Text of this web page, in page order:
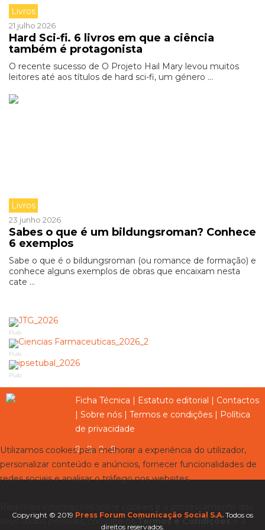
Livros
21 julho 2026
Hard Sci-fi. 6 livros em que a ciência
também é protagonista
O recente sucesso de O Projeto Hail Mary levou muitos
leitores até aos títulos de hard sci-fi, um género ...
Livros
23 junho 2026
Sabes o que é um bildungsroman? Conhece
6 exemplos
Sabe o que é o bildungsroman (ou romance de formação) e
conhece alguns exemplos de obras que encaixam nesta
cate ...
Pub
Pub
Pub
Ficha Técnica | Estatuto editorial | Contactos
| Sobre nós | Termos e condições | Política
de privacidade
Copyright © 2019 Press Forum Comunicação Social S.A. Todos os
direitos reservados.
Utilizamos cookies para melhorar a experiência do utilizador,
personalizar conteúdo e anúncios, fornecer funcionalidades de
redes sociais e analisar o tráfego nos websites.
seus dados pessoais, consulte osTermos e Condiçõese a